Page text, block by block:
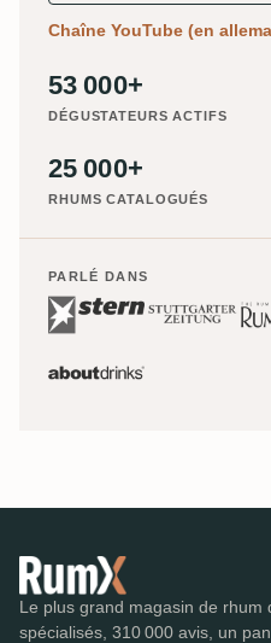
Chaîne YouTube (en
53 000+
DÉGUSTATEURS ACTIFS
25 000+
RHUMS CATALOGUÉS
PARLÉ DANS
Le plus grand magasin de rhum
spécialisés, 310 000 avis, un